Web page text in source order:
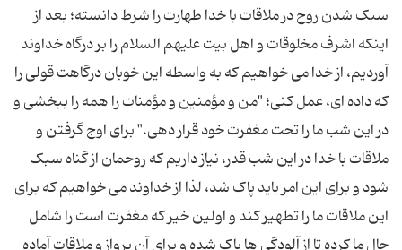
سبک شدن روح در ملاقات با خدا طهارت را شرط دانسته؛ بعد از
اینکه اشرف مخلوقات و اهل بیت علیهم السلام را بر درگاه خداوند
آوردیم، از خدا می خواهیم که به واسطه این خوبان درگاهت قولی را
که داده ای، عمل کنی؛ "من و مؤمنین و مؤمنات را همه را ببخشی و
در این شب ما را تحت مغفرت خود قرار دهی." برای اوج گرفتن و
ملاقات با خدا در این شب قدر، نیاز داریم که روحمان از گناه سبک
شود و برای این امر باید پاک شد، لذا از خداوند می خواهیم که برای
این ملاقات ما را تطهیر کند و اولین خیر که مغفرت است را شامل
حال ما کرده تا از آلودگی ها پاک شده و برای آن پرواز و ملاقات آماده